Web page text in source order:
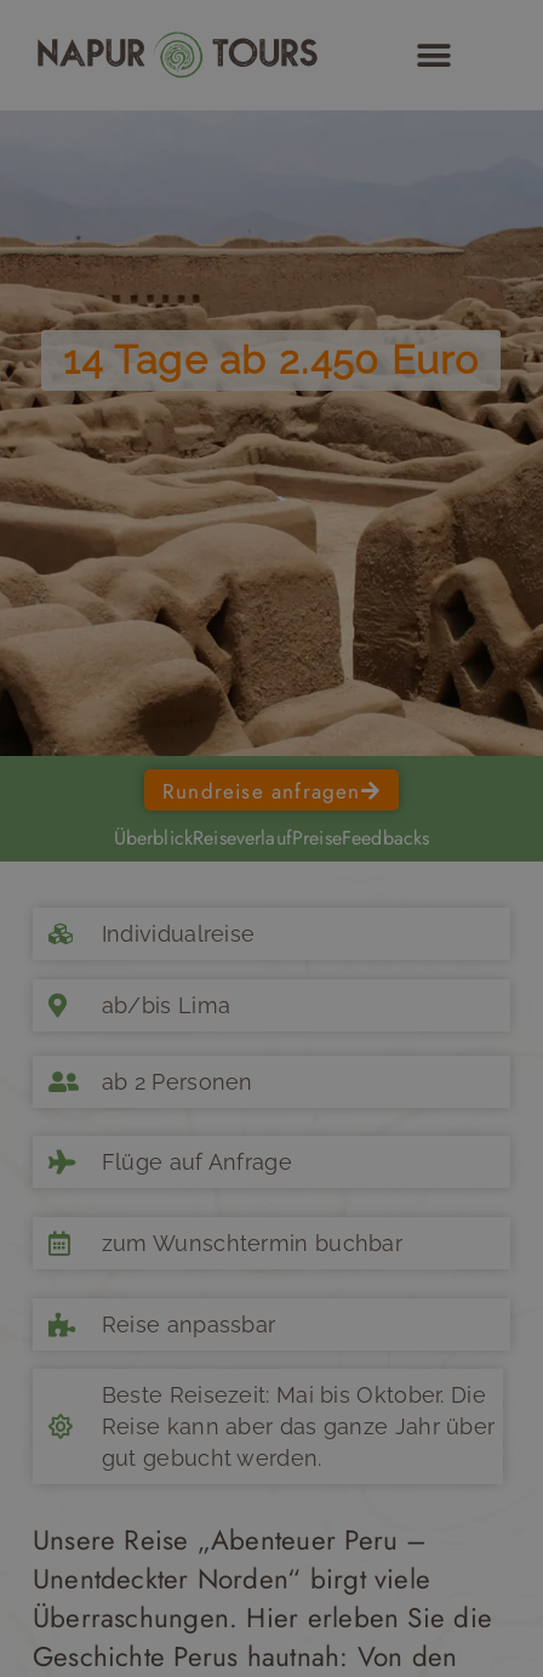
Inhalt
14 Tage ab 2.450 Euro
Rundreise anfragen
ÜberblickReiseverlaufPreiseFeedbacks
Individualreise
ab/bis Lima
ab 2 Personen
Flüge auf Anfrage
zum Wunschtermin buchbar
Reise anpassbar
Beste Reisezeit: Mai bis Oktober. Die
Reise kann aber das ganze Jahr über
gut gebucht werden.
Unsere Reise „Abenteuer Peru –
Unentdeckter Norden“ birgt viele
Überraschungen. Hier erleben Sie die
Geschichte Perus hautnah: Von den